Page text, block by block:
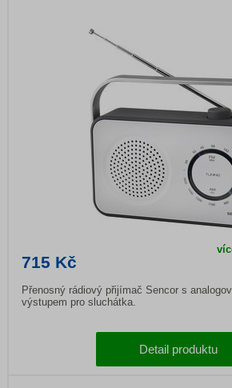
715 Kč
Přenosný rádiový přijímač Sencor s
výstupem pro sluchátka.
Detail produktu